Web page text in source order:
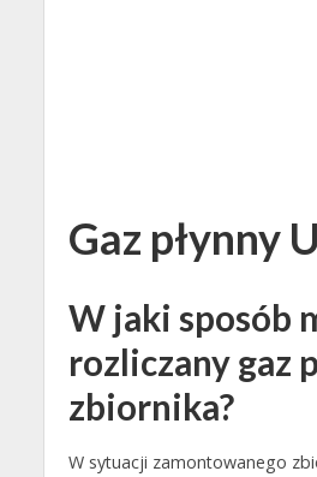
Gaz płynny
W jaki sposób
rozliczany gaz
zbiornika?
W sytuacji zamontowanego